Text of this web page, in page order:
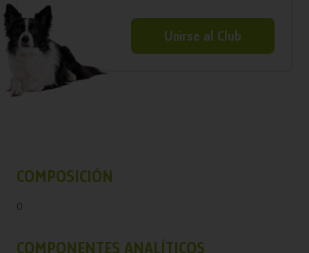
Unirse al Club
COMPOSICIÓN
0
COMPONENTES ANALÍTICOS